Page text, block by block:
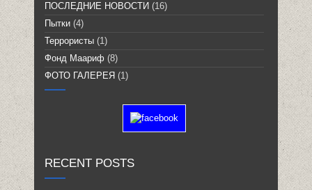
ПОСЛЕДНИЕ НОВОСТИ (16)
Пытки (4)
Террористы (1)
Фонд Маариф (8)
ФОТО ГАЛЕРЕЯ (1)
RECENT POSTS